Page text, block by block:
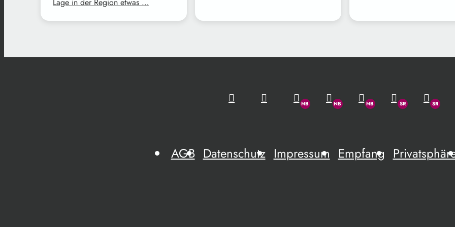
Lage in der Region etwas …
AGB Datenschutz Impressum Empfang